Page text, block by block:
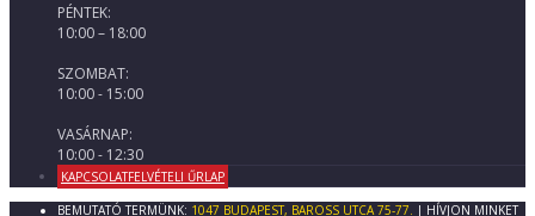
PÉNTEK:
10:00 – 18:00
SZOMBAT:
10:00 - 15:00
VASÁRNAP:
10:00 - 12:30
KAPCSOLATFELVÉTELI ŰRLAP
BEMUTATÓ TERMÜNK: 1047 BUDAPEST, BAROSS UTCA 75-77.
| HÍVJON MINKET